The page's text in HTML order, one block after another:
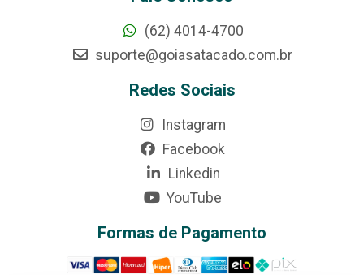
(62) 4014-4700
suporte@goiasatacado.com.br
Redes Sociais
Instagram
Facebook
Linkedin
YouTube
Formas de Pagamento